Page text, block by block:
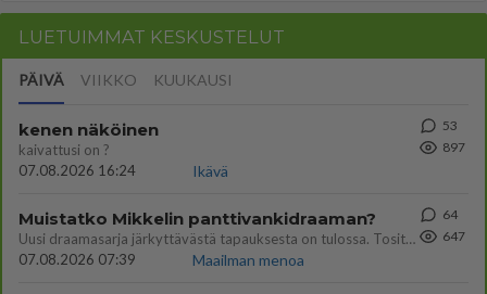
LUETUIMMAT KESKUSTELUT
PÄIVÄ VIIKKO KUUKAUSI
kenen näköinen
kaivattusi on ?
07.08.2026 16:24
Ikävä
53
897
Muistatko Mikkelin panttivankidraaman?
Uusi draamasarja järkyttävästä tapauksesta on tulossa. Tositapahtumiin perustuva sarja ammentaa vuoden 1986 Mikkelin pan
07.08.2026 07:39
Maailman menoa
64
647